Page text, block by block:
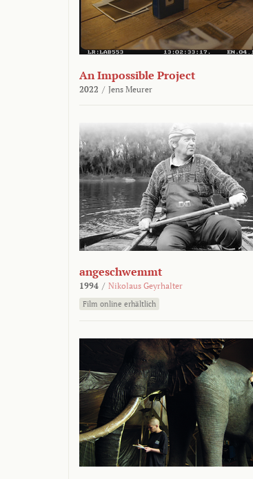
An Impossible Project
2022 / Jens Meurer
angeschwemmt
1994 / Nikolaus Geyrhalter
Film online erhältlich